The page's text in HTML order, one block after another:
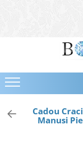
Bijuterii
Cercei
Bratari
Coliere Cadou
Manusi